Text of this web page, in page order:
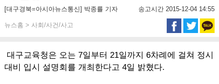
[대구경북=아시아뉴스통신] 박종률 기자 송고시간 2015-12-04 14:55
뉴스홈 > 사회/사건/사고
대구교육청은 오는 7일부터 21일까지 6차례에 걸쳐 정시
대비 입시 설명회를 개최한다고 4일 밝혔다.